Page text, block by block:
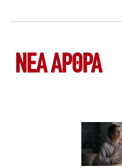
ΝΕΑ ΆΡΘΡΑ